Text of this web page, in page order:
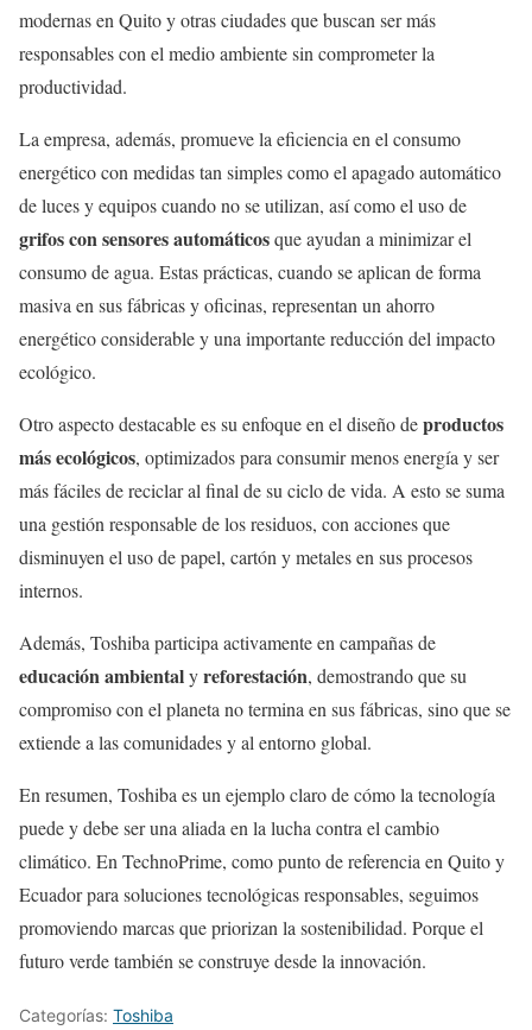
modernas en Quito y otras ciudades que buscan ser más
responsables con el medio ambiente sin comprometer la
productividad.
La empresa, además, promueve la eficiencia en el consumo
energético con medidas tan simples como el apagado automático
de luces y equipos cuando no se utilizan, así como el uso de
grifos con sensores automáticosque ayudan a minimizar el
consumo de agua. Estas prácticas, cuando se aplican de forma
masiva en sus fábricas y oficinas, representan un ahorro
energético considerable y una importante reducción del impacto
ecológico.
Otro aspecto destacable es su enfoque en el diseño deproductos
más ecológicos, optimizados para consumir menos energía y ser
más fáciles de reciclar al final de su ciclo de vida. A esto se suma
una gestión responsable de los residuos, con acciones que
disminuyen el uso de papel, cartón y metales en sus procesos
internos.
Además, Toshiba participa activamente en campañas de
educación ambientalyreforestación, demostrando que su
compromiso con el planeta no termina en sus fábricas, sino que se
extiende a las comunidades y al entorno global.
En resumen, Toshiba es un ejemplo claro de cómo la tecnología
puede y debe ser una aliada en la lucha contra el cambio
climático. En TechnoPrime, como punto de referencia en Quito y
Ecuador para soluciones tecnológicas responsables, seguimos
promoviendo marcas que priorizan la sostenibilidad. Porque el
futuro verde también se construye desde la innovación.
Categorías: Toshiba